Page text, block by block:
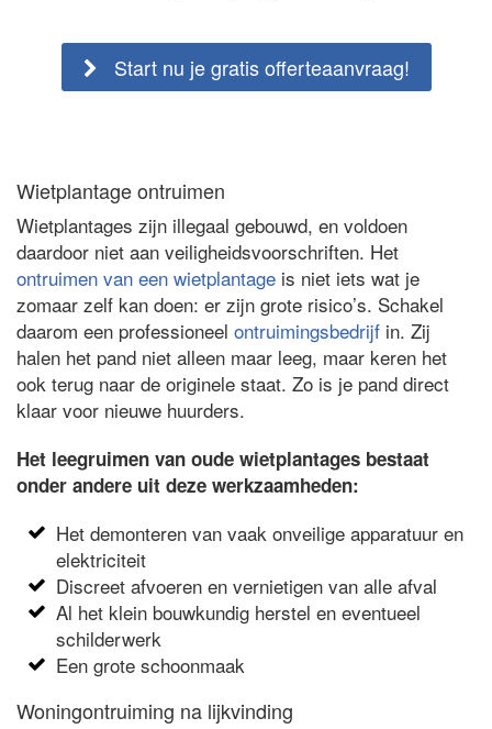
Start nu je gratis offerteaanvraag!
Wietplantage ontruimen
Wietplantages zijn illegaal gebouwd, en voldoen
daardoor niet aan veiligheidsvoorschriften. Het
ontruimen van een wietplantage is niet iets wat je
zomaar zelf kan doen: er zijn grote risico’s. Schakel
daarom een professioneel ontruimingsbedrijf in. Zij
halen het pand niet alleen maar leeg, maar keren het
ook terug naar de originele staat. Zo is je pand direct
klaar voor nieuwe huurders.
Het leegruimen van oude wietplantages bestaat
onder andere uit deze werkzaamheden:
Het demonteren van vaak onveilige apparatuur en
elektriciteit
Discreet afvoeren en vernietigen van alle afval
Al het klein bouwkundig herstel en eventueel
schilderwerk
Een grote schoonmaak
Woningontruiming na lijkvinding